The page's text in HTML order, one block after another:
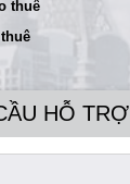
thuê
HỖ TRỢ